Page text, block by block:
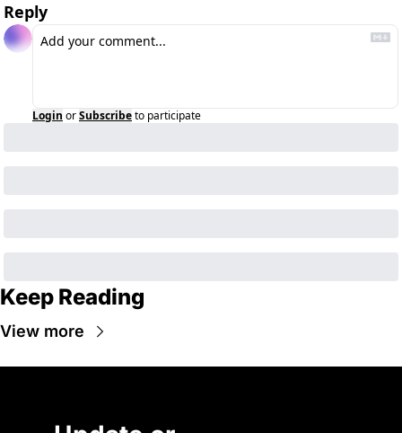
Reply
Login orSubscribeto participate
Keep Reading
View more